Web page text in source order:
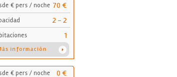
€ pers / noche 70 €
2 - 2
1
información
€ pers / noche 0 €